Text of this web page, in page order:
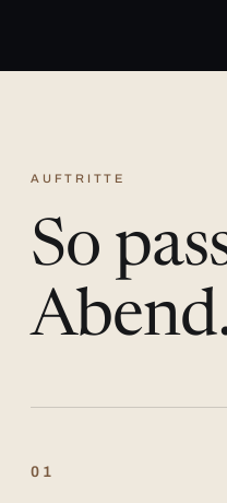
AUFTRITTE
So
01